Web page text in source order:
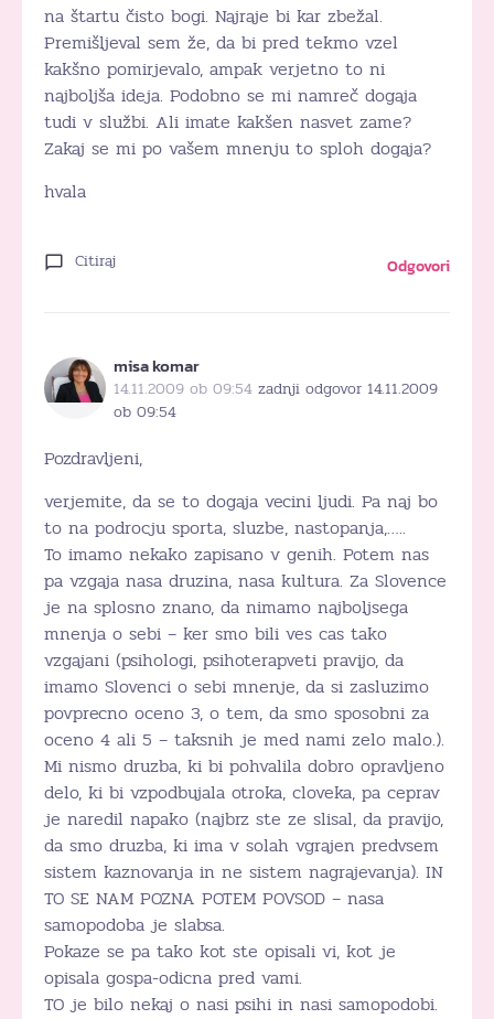
na štartu čisto bogi. Najraje bi kar zbežal.
Premišljeval sem že, da bi pred tekmo vzel
kakšno pomirjevalo, ampak verjetno to ni
najboljša ideja. Podobno se mi namreč dogaja
tudi v službi. Ali imate kakšen nasvet zame?
Zakaj se mi po vašem mnenju to sploh dogaja?
hvala
Citiraj Odgovori
misa komar
14.11.2009 ob 09:54 zadnji odgovor 14.11.2009
ob 09:54
Pozdravljeni,
verjemite, da se to dogaja vecini ljudi. Pa naj bo
to na podrocju sporta, sluzbe, nastopanja,…..
To imamo nekako zapisano v genih. Potem nas
pa vzgaja nasa druzina, nasa kultura. Za Slovence
je na splosno znano, da nimamo najboljsega
mnenja o sebi – ker smo bili ves cas tako
vzgajani (psihologi, psihoterapveti pravijo, da
imamo Slovenci o sebi mnenje, da si zasluzimo
povprecno oceno 3, o tem, da smo sposobni za
oceno 4 ali 5 – taksnih je med nami zelo malo.).
Mi nismo druzba, ki bi pohvalila dobro opravljeno
delo, ki bi vzpodbujala otroka, cloveka, pa ceprav
je naredil napako (najbrz ste ze slisal, da pravijo,
da smo druzba, ki ima v solah vgrajen predvsem
sistem kaznovanja in ne sistem nagrajevanja). IN
TO SE NAM POZNA POTEM POVSOD – nasa
samopodoba je slabsa.
Pokaze se pa tako kot ste opisali vi, kot je
opisala gospa-odicna pred vami.
TO je bilo nekaj o nasi psihi in nasi samopodobi.